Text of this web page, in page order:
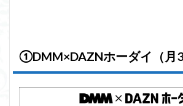
①DMM×DAZNホーダイ（月